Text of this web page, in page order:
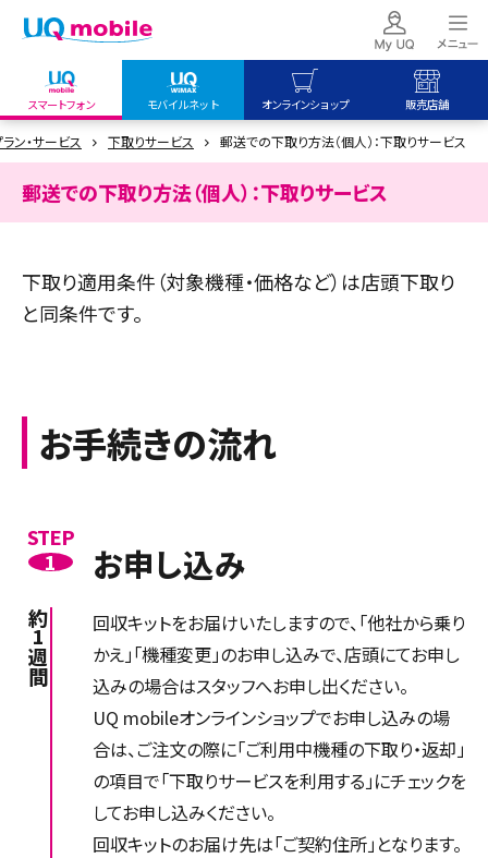
スマートフォン モバイルネット オンラインショップ 販売店舗
my UQ WiMAX
UQ WiMAX ご契約の方
UQ mobile
データチャージサイト
UQ mobile
オンラインショップ
UQ mobile
販売店舗
ン・サービス 下取りサービス 郵送での下取り方法（個人）：下取りサービス
郵送での下取り方法（個人）：下取りサービス
下取り適用条件（対象機種・価格など）は店頭下取り
と同条件です。
お手続きの流れ
STEP
1
お申し込み
約1週間
回収キットをお届けいたしますので、「他社から乗り
かえ」「機種変更」のお申し込みで、店頭にてお申し
込みの場合はスタッフへお申し出ください。
UQ mobileオンラインショップでお申し込みの場
合は、ご注文の際に「ご利用中機種の下取り・返却」
の項目で「下取りサービスを利用する」にチェックを
してお申し込みください。
回収キットのお届け先は「ご契約住所」となります。